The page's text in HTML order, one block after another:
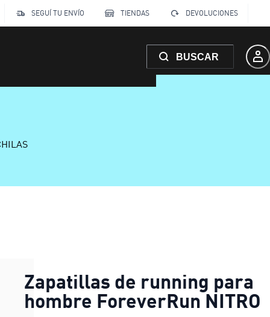
SEGUÍ TU ENVÍO
TIENDAS DEVOLUCIONES
BUSCAR
Zapatillas de running para
hombre ForeverRun NITRO